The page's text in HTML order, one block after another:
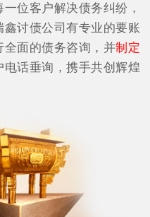
位客户解决债务纠纷，
讨债公司有专业的要账
全面的债务咨询，并制定
电话垂询，携手共创辉煌